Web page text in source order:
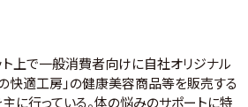
ト上で一般消費者向けに自社オリジナル
の快適工房」の健康美容商品等を販売する